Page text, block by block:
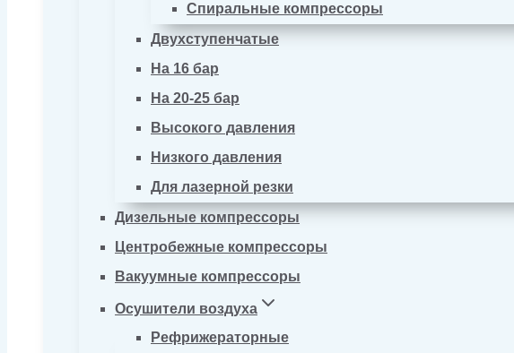
Спиральные компрессоры
Двухступенчатые
На 16 бар
На 20-25 бар
Высокого давления
Низкого давления
Для лазерной резки
Дизельные компрессоры
Центробежные компрессоры
Вакуумные компрессоры
Осушители воздуха
Рефрижераторные